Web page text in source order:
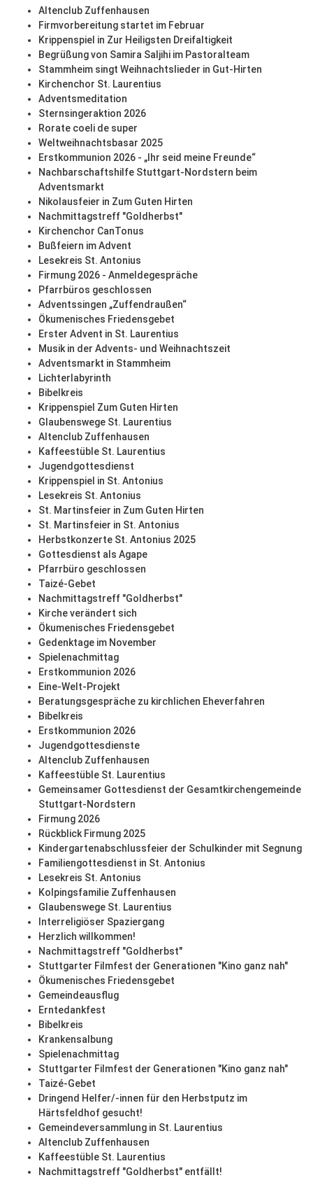
Altenclub Zuffenhausen
Firmvorbereitung startet im Februar
Krippenspiel in Zur Heiligsten Dreifaltigkeit
Begrüßung von Samira Saljihi im Pastoralteam
Stammheim singt Weihnachtslieder in Gut-Hirten
Kirchenchor St. Laurentius
Adventsmeditation
Sternsingeraktion 2026
Rorate coeli de super
Weltweihnachtsbasar 2025
Erstkommunion 2026 - „Ihr seid meine Freunde“
Nachbarschaftshilfe Stuttgart-Nordstern beim
Adventsmarkt
Nikolausfeier in Zum Guten Hirten
Nachmittagstreff "Goldherbst"
Kirchenchor CanTonus
Bußfeiern im Advent
Lesekreis St. Antonius
Firmung 2026 - Anmeldegespräche
Pfarrbüros geschlossen
Adventssingen „Zuffendraußen“
Ökumenisches Friedensgebet
Erster Advent in St. Laurentius
Musik in der Advents- und Weihnachtszeit
Adventsmarkt in Stammheim
Lichterlabyrinth
Bibelkreis
Krippenspiel Zum Guten Hirten
Glaubenswege St. Laurentius
Altenclub Zuffenhausen
Kaffeestüble St. Laurentius
Jugendgottesdienst
Krippenspiel in St. Antonius
Lesekreis St. Antonius
St. Martinsfeier in Zum Guten Hirten
St. Martinsfeier in St. Antonius
Herbstkonzerte St. Antonius 2025
Gottesdienst als Agape
Pfarrbüro geschlossen
Taizé-Gebet
Nachmittagstreff "Goldherbst"
Kirche verändert sich
Ökumenisches Friedensgebet
Gedenktage im November
Spielenachmittag
Erstkommunion 2026
Eine-Welt-Projekt
Beratungsgespräche zu kirchlichen Eheverfahren
Bibelkreis
Erstkommunion 2026
Jugendgottesdienste
Altenclub Zuffenhausen
Kaffeestüble St. Laurentius
Gemeinsamer Gottesdienst der Gesamtkirchengemeinde
Stuttgart-Nordstern
Firmung 2026
Rückblick Firmung 2025
Kindergartenabschlussfeier der Schulkinder mit Segnung
Familiengottesdienst in St. Antonius
Lesekreis St. Antonius
Kolpingsfamilie Zuffenhausen
Glaubenswege St. Laurentius
Interreligiöser Spaziergang
Herzlich willkommen!
Nachmittagstreff "Goldherbst"
Stuttgarter Filmfest der Generationen "Kino ganz nah"
Ökumenisches Friedensgebet
Gemeindeausflug
Erntedankfest
Bibelkreis
Krankensalbung
Spielenachmittag
Stuttgarter Filmfest der Generationen "Kino ganz nah"
Taizé-Gebet
Dringend Helfer/-innen für den Herbstputz im
Härtsfeldhof gesucht!
Gemeindeversammlung in St. Laurentius
Altenclub Zuffenhausen
Kaffeestüble St. Laurentius
Nachmittagstreff "Goldherbst" entfällt!